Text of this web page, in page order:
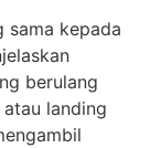
sama kepada
berulang
landing